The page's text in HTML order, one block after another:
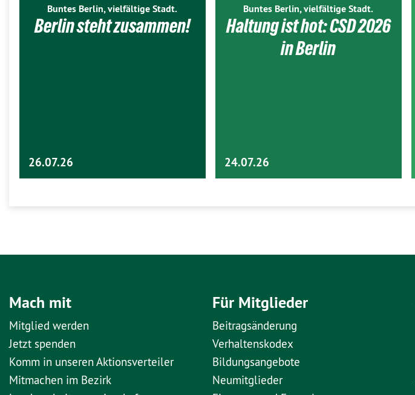
Buntes Berlin, vielfältige Stadt.
Berlin steht zusammen!
26.07.26
Buntes Berlin, vielfältige Stadt.
Haltung ist hot: CSD 2026
in Berlin
24.07.26
Mach mit
Mitglied werden
Jetzt spenden
Komm in unseren Aktionsverteiler
Mitmachen im Bezirk
Für Mitglieder
Beitragsänderung
Verhaltenskodex
Bildungsangebote
Neumitglieder